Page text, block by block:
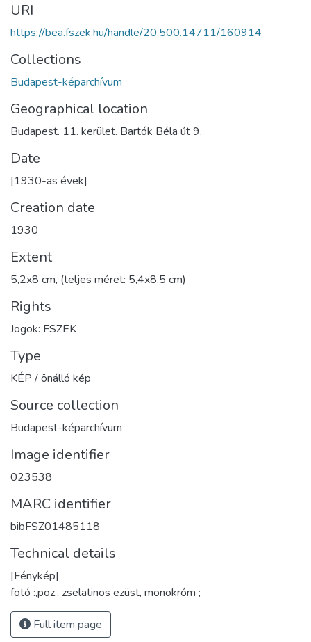
URI
https://bea.fszek.hu/handle/20.500.14711/160914
Collections
Budapest-képarchívum
Geographical location
Budapest. 11. kerület. Bartók Béla út 9.
Date
[1930-as évek]
Creation date
1930
Extent
5,2x8 cm, (teljes méret: 5,4x8,5 cm)
Rights
Jogok: FSZEK
Type
KÉP / önálló kép
Source collection
Budapest-képarchívum
Image identifier
023538
MARC identifier
bibFSZ01485118
Technical details
[Fénykép]
fotó :,poz., zselatinos ezüst, monokróm ;
Full item page